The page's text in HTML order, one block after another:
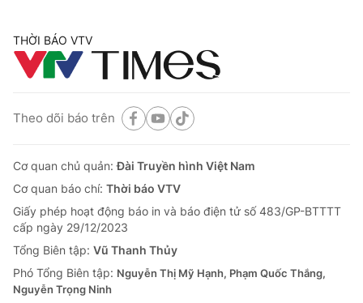
THỜI BÁO VTV
Theo dõi báo trên
Cơ quan chủ quản:Đài Truyền hình Việt Nam
Cơ quan báo chí: Thời báo VTV
Giấy phép hoạt động báo in và báo điện tử số 483/GP-BTTTT
cấp ngày 29/12/2023
Tổng Biên tập: Vũ Thanh Thủy
Phó Tổng Biên tập: Nguyễn Thị Mỹ Hạnh, Phạm Quốc Thắng,
Nguyễn Trọng Ninh